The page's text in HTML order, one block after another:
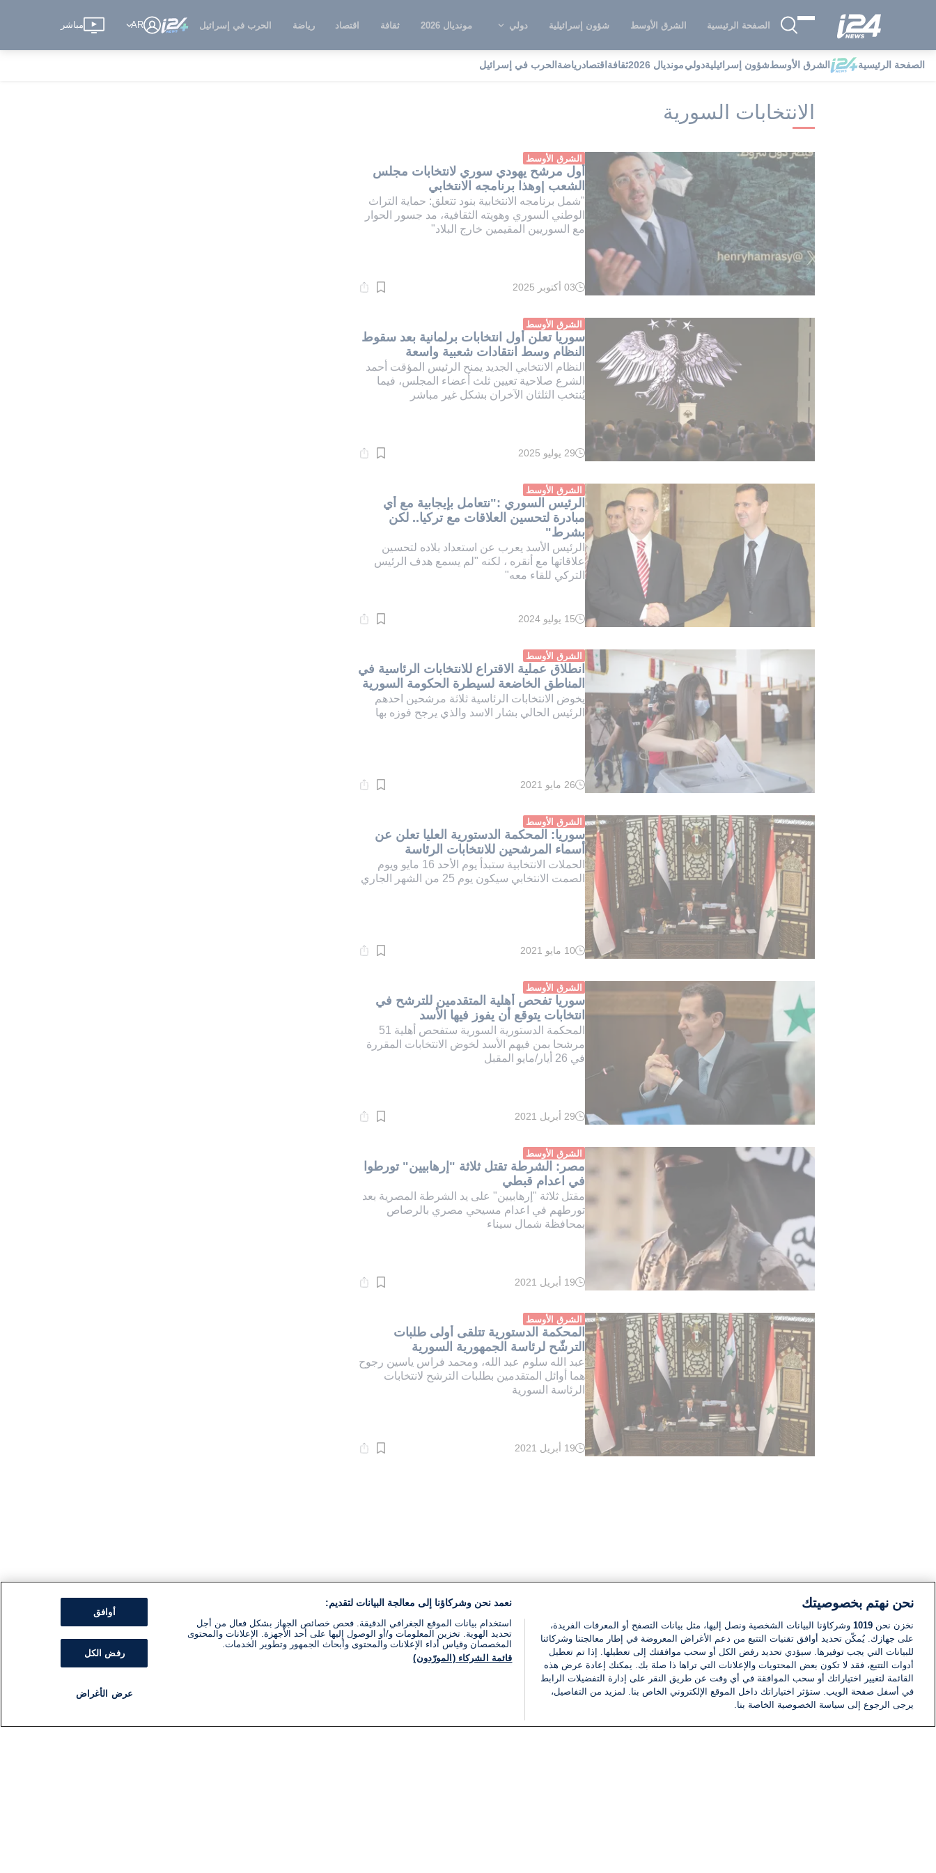
الصفحة الرئيسية الشرق الأوسط شؤون إسرائيلية دولي مونديال 2026 ثقافة اقتصاد رياضة الحرب في إسرائيل AR مباشر
الصفحة الرئيسية الشرق الأوسطشؤون إسرائيليةدوليمونديال 2026 ثقافة اقتصادرياضة الحرب في إسرائيل i24NEWS i24NEWS فهرس علامات الانتخابات السورية
الانتخابات السورية
الشرق الأوسط
أول مرشح يهودي سوري لانتخابات مجلس
الشعب |وهذا برنامجه الانتخابي
"شمل برنامجه الانتخابية بنود تتعلق: حماية التراث
الوطني السوري وهويته الثقافية، مد جسور الحوار
مع السوريين المقيمين خارج البلاد"
وقت
دقيقة.
03 أكتوبر 2025
الشرق الأوسط
سوريا تعلن أول انتخابات برلمانية بعد سقوط
النظام وسط انتقادات شعبية واسعة
النظام الانتخابي الجديد يمنح الرئيس المؤقت أحمد
الشرع صلاحية تعيين ثلث أعضاء المجلس، فيما
يُنتخب الثلثان الآخران بشكل غير مباشر
وقت
دقيقة.
29 يوليو 2025
الشرق الأوسط
الرئيس السوري :"نتعامل بإيجابية مع أي
مبادرة لتحسين العلاقات مع تركيا.. لكن
بشرط"
الرئيس الأسد يعرب عن استعداد بلاده لتحسين
علاقاتها مع أنقره ، لكنه "لم يسمع هدف الرئيس
التركي للقاء معه"
وقت
دقيقة.
15 يوليو 2024
الشرق الأوسط
انطلاق عملية الاقتراع للانتخابات الرئاسية في
المناطق الخاضعة لسيطرة الحكومة السورية
يخوض الانتخابات الرئاسية ثلاثة مرشحين احدهم
الرئيس الحالي بشار الاسد والذي يرجح فوزه بها
وقت
دقيقة.
26 مايو 2021
الشرق الأوسط
سوريا: المحكمة الدستورية العليا تعلن عن
أسماء المرشحين للانتخابات الرئاسة
الحملات الانتخابية ستبدأ يوم الأحد 16 مايو ويوم
الصمت الانتخابي سيكون يوم 25 من الشهر الجاري
وقت
دقيقة.
10 مايو 2021
الشرق الأوسط
سوريا تفحص أهلية المتقدمين للترشح في
انتخابات يتوقع أن يفوز فيها الأسد
المحكمة الدستورية السورية ستفحص أهلية 51
مرشحا بمن فيهم الأسد لخوض الانتخابات المقررة
في 26 أيار/مايو المقبل
وقت
دقيقة.
29 أبريل 2021
الشرق الأوسط
مصر: الشرطة تقتل ثلاثة "إرهابيين" تورطوا
في اعدام قبطي
مقتل ثلاثة "إرهابيين" على يد الشرطة المصرية بعد
تورطهم في اعدام مسيحي مصري بالرصاص
بمحافظة شمال سيناء
وقت
دقيقة.
19 أبريل 2021
الشرق الأوسط
المحكمة الدستورية تتلقى أولى طلبات
الترشّح لرئاسة الجمهورية السورية
عبد الله سلوم عبد الله، ومحمد فراس ياسين رجوح
هما أوائل المتقدمين بطلبات الترشح لانتخابات
الرئاسة السورية
وقت
19 أبريل 2021
نحن نهتم بخصوصيتك
نخزن نحن 1019 وشركاؤنا البيانات الشخصية ونصل إليها، مثل بيانات التصفح أو المعرفات الفريدة،
على جهازك. يُمكّن تحديد أوافق تقنيات التتبع من دعم الأغراض المعروضة في إطار معالجتنا وشركائنا
للبيانات التي يجب توفيرها. سيؤدي تحديد رفض الكل أو سحب موافقتك إلى تعطيلها. إذا تم تعطيل
أدوات التتبع، فقد لا تكون بعض المحتويات والإعلانات التي تراها ذا صلة بك. يمكنك إعادة عرض هذه
القائمة لتغيير اختياراتك أو سحب الموافقة في أي وقت عن طريق النقر على إدارة التفضيلات الرابط
في أسفل صفحة الويب. ستؤثر اختياراتك داخل الموقع الإلكتروني الخاص بنا. لمزيد من التفاصيل،
يرجى الرجوع إلى سياسة الخصوصية الخاصة بنا.
نعمد نحن وشركاؤنا إلى معالجة البيانات لتقديم:
استخدام بيانات الموقع الجغرافي الدقيقة. فحص خصائص الجهاز بشكل فعال من أجل
تحديد الهوية. تخزين المعلومات و/أو الوصول إليها على أحد الأجهزة. الإعلانات والمحتوى
المخصصان وقياس أداء الإعلانات والمحتوى وأبحاث الجمهور وتطوير الخدمات.
قائمة الشركاء (المورّدون)
أوافق
رفض الكل
عرض الأغراض